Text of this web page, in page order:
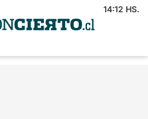
14:12 HS.